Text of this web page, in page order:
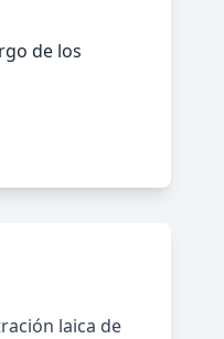
de los
laica de